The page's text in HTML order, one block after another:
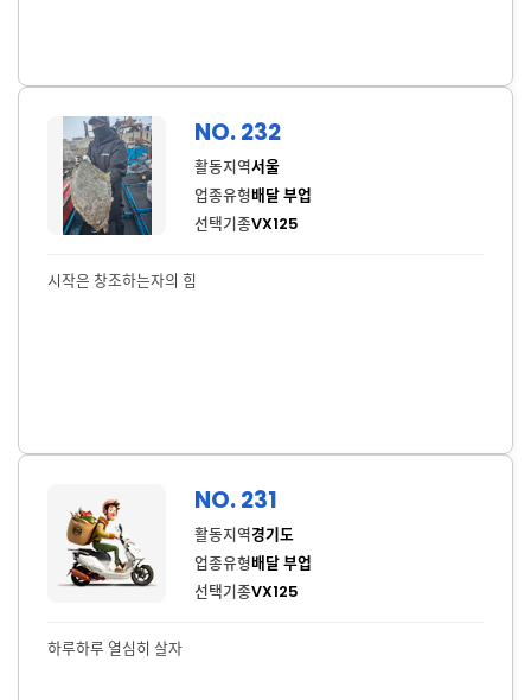
NO. 232
활동지역서울
업종유형배달 부업
선택기종VX125
시작은 창조하는자의 힘
NO. 231
활동지역경기도
업종유형배달 부업
선택기종VX125
하루하루 열심히 살자